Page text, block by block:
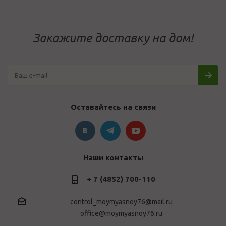
Закажите доставку на дом!
Оставайтесь на связи
Наши контакты
+ 7 (4852) 700-110
control_moymyasnoy76@mail.ru
office@moymyasnoy76.ru